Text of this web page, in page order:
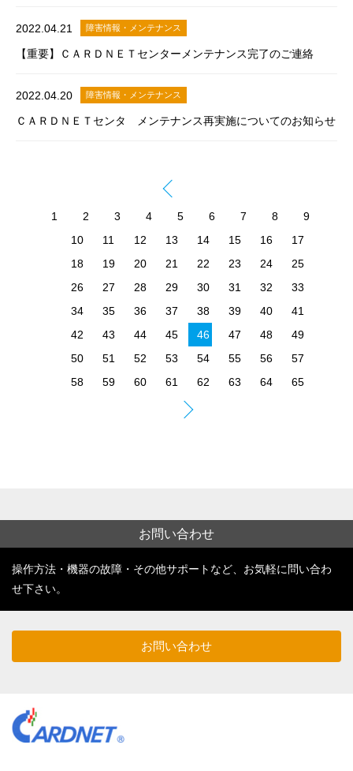
2022.04.21 障害情報・メンテナンス
【重要】ＣＡＲＤＮＥＴセンターメンテナンス完了のご連絡
2022.04.20 障害情報・メンテナンス
ＣＡＲＤＮＥＴセンタ メンテナンス再実施についてのお知らせ
お問い合わせ
操作方法・機器の故障・その他サポートなど、お気軽に問い合わ
せ下さい。
お問い合わせ